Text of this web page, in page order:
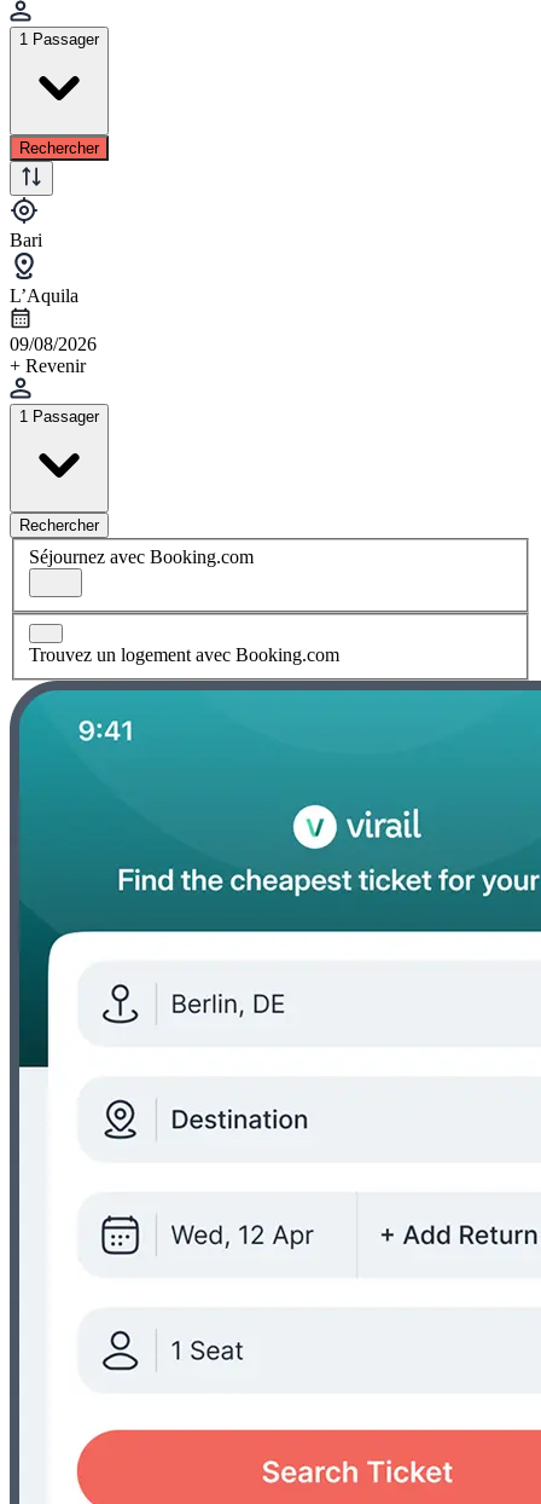
1 Passager
Rechercher
Bari
L’Aquila
09/08/2026
+ Revenir
1 Passager
Rechercher
Séjournez avec Booking.com
Trouvez un logement avec Booking.com